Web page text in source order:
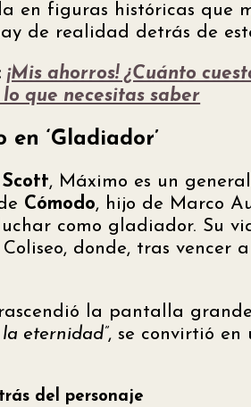
en figuras históricas que
de realidad detrás de
¡Mis ahorros! ¿Cuánto
que necesitas saber
‘Gladiador’
, Máximo es un
Cómodo, hijo de Marco
como gladiador. Su
donde, tras vencer
la pantalla
eternidad”, se convirtió
del personaje